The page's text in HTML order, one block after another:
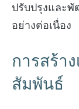
ปรับปรุงและ
อย่างต่อเนื่อง
การสร้า
สัมพันธ์